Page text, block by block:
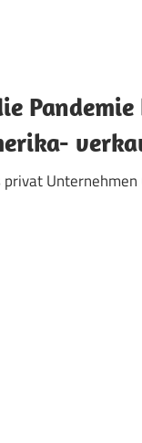
Pandemie
Unternehmen